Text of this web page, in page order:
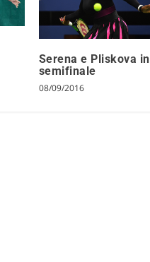
Serena e Pliskova in
semifinale
08/09/2016